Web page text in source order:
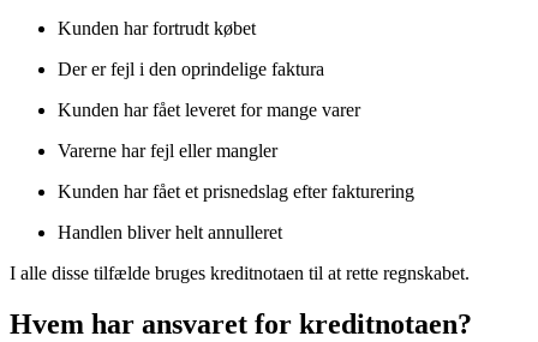
Kunden har fortrudt købet
Der er fejl i den oprindelige faktura
Kunden har fået leveret for mange varer
Varerne har fejl eller mangler
Kunden har fået et prisnedslag efter fakturering
Handlen bliver helt annulleret
I alle disse tilfælde bruges kreditnotaen til at rette regnskabet.
Hvem har ansvaret for kreditnotaen?